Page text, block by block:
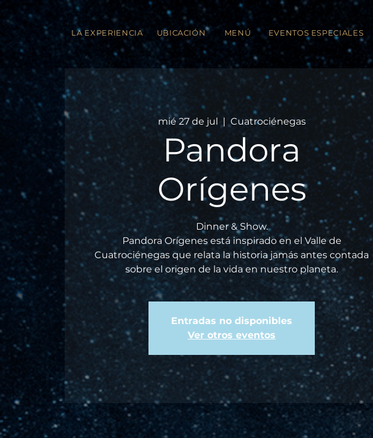
LA EXPERIENCIA UBICACIÓN MENÚ EVENTOS ESPECIALES
mié 27 de jul
  |
Cuatrociénegas
Pandora
Orígenes
Dinner & Show.
Pandora Orígenes está inspirado en el Valle de
Cuatrociénegas que relata la historia jamás antes contada
sobre el origen de la vida en nuestro planeta.
Entradas no disponibles
Ver otros eventos